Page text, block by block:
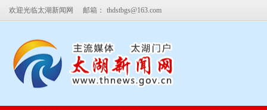
欢迎光临太湖新闻网 邮箱： thdstbgs@163.com